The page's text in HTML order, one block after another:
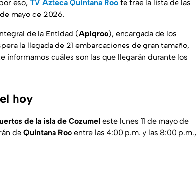
eso, TV Azteca Quintana Roo te trae la lista de las
mayo de 2026.
de la Entidad (Apiqroo), encargada de los
la llegada de 21 embarcaciones de gran tamaño,
informamos cuáles son las que llegarán durante los
hoy
de la isla de Cozumel este lunes 11 de mayo de
de Quintana Roo entre las 4:00 p.m. y las 8:00 p.m.,